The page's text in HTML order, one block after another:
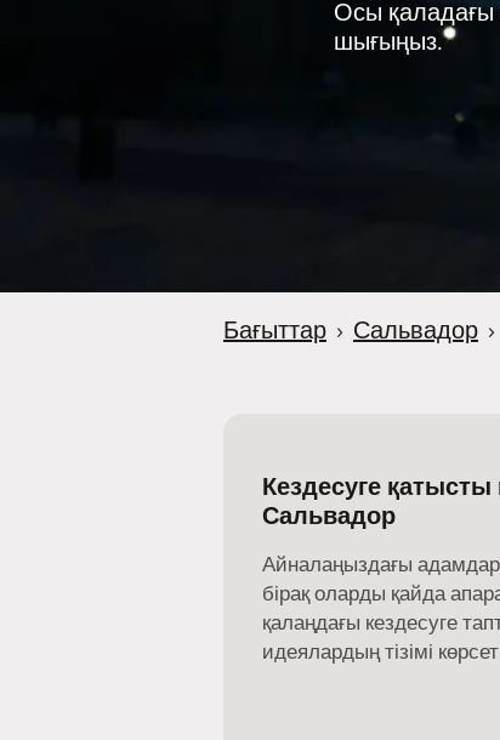
Осы қаладағы
шығыңыз.
Бағыттар › Сальвадор ›
Кездесуге
Сальвадор
Айналаңыздағы
бірақ оларды қайда
қалаңдағы кездесуге
идеялардың тізімі